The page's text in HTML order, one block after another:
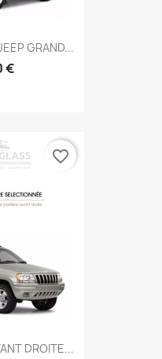
GRAND...
€
DROITE...
favorite_border